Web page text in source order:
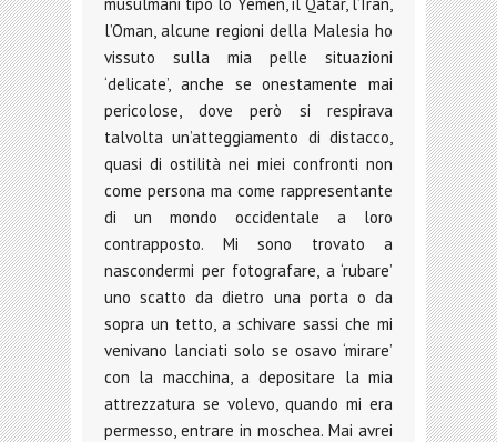
l’Oman, alcune regioni della Malesia ho
vissuto sulla mia pelle situazioni
‘delicate’, anche se onestamente mai
pericolose, dove però si respirava
talvolta un’atteggiamento di distacco,
quasi di ostilità nei miei confronti non
come persona ma come rappresentante
di un mondo occidentale a loro
contrapposto. Mi sono trovato a
nascondermi per fotografare, a ‘rubare’
uno scatto da dietro una porta o da
sopra un tetto, a schivare sassi che mi
venivano lanciati solo se osavo ‘mirare’
con la macchina, a depositare la mia
attrezzatura se volevo, quando mi era
permesso, entrare in moschea. Mai avrei